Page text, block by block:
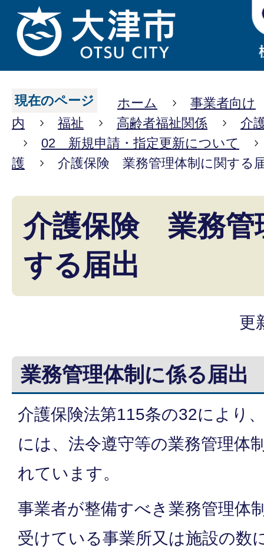
現在のページ ホーム
事業者向け
内
福祉 高齢者福祉関係
介
02 新規申請・指定更新について
護
介護保険 業務管理体制に関する
介護保険 業務管
する届出
更
業務管理体制に係る届出
介護保険法第115条の32により
には、法令遵守等の業務管理体
れています。
事業者が整備すべき業務管理体
受けている事業所又は施設の数